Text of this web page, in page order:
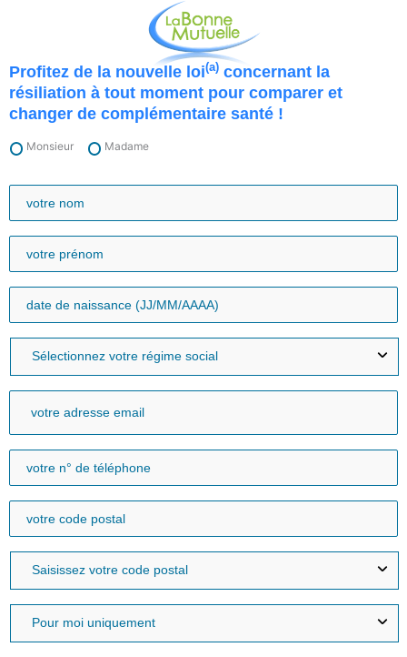
Profitez de la nouvelle loi(a) concernant la
résiliation à tout moment pour comparer et
changer de complémentaire santé !
Monsieur Madame